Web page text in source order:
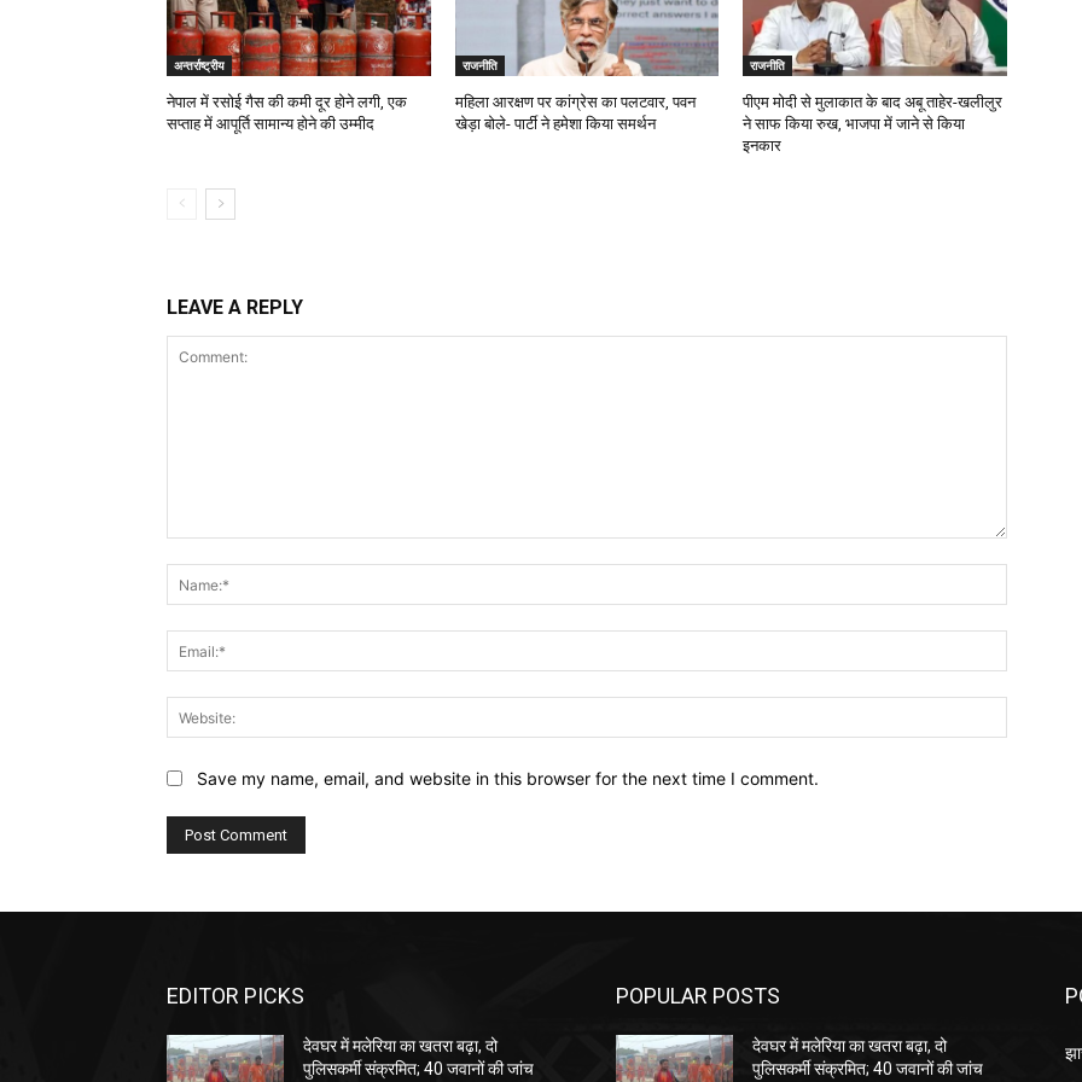
अन्तर्राष्ट्रीय
नेपाल में रसोई गैस की कमी दूर होने लगी, एक
सप्ताह में आपूर्ति सामान्य होने की उम्मीद
राजनीति
महिला आरक्षण पर कांग्रेस का पलटवार, पवन
खेड़ा बोले- पार्टी ने हमेशा किया समर्थन
राजनीति
पीएम मोदी से मुलाकात के बाद अबू ताहेर-खलीलुर
ने साफ किया रुख, भाजपा में जाने से किया
इनकार
LEAVE A REPLY
Save my name, email, and website in this browser for the next time I comment.
EDITOR PICKS
देवघर में मलेरिया का खतरा बढ़ा, दो
पुलिसकर्मी संक्रमित; 40 जवानों की जांच
POPULAR POSTS
देवघर में मलेरिया का खतरा बढ़ा, दो
पुलिसकर्मी संक्रमित; 40 जवानों की जांच